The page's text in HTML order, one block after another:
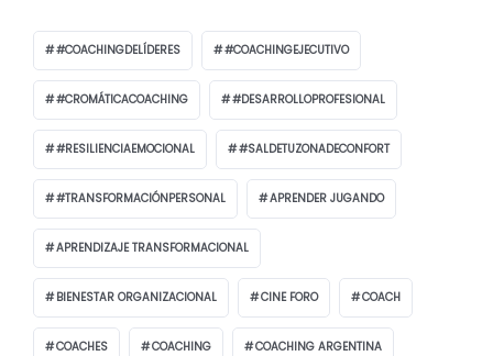
#COACHINGDELÍDERES #COACHINGEJECUTIVO
#CROMÁTICACOACHING #DESARROLLOPROFESIONAL
#RESILIENCIAEMOCIONAL #SALDETUZONADECONFORT
#TRANSFORMACIÓNPERSONAL APRENDER JUGANDO
APRENDIZAJE TRANSFORMACIONAL
BIENESTAR ORGANIZACIONAL CINE FORO COACH
COACHES COACHING COACHING ARGENTINA